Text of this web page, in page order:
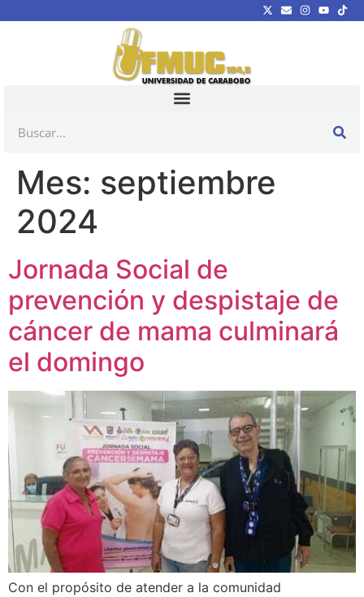
Mes: septiembre
2024
Jornada Social de
prevención y despistaje de
cáncer de mama culminará
el domingo
Con el propósito de atender a la comunidad